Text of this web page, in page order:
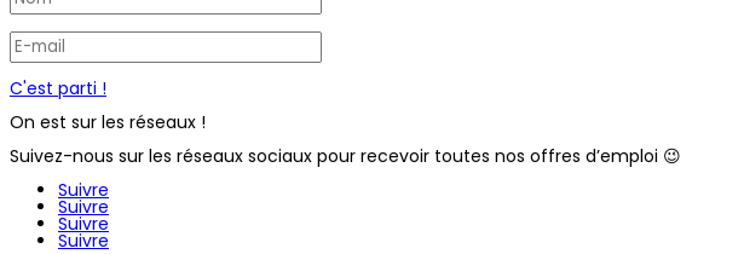
C'est parti !
On est sur les réseaux !
Suivez-nous sur les réseaux sociaux pour recevoir toutes nos offres d’emploi 😉
Suivre
Suivre
Suivre
Suivre